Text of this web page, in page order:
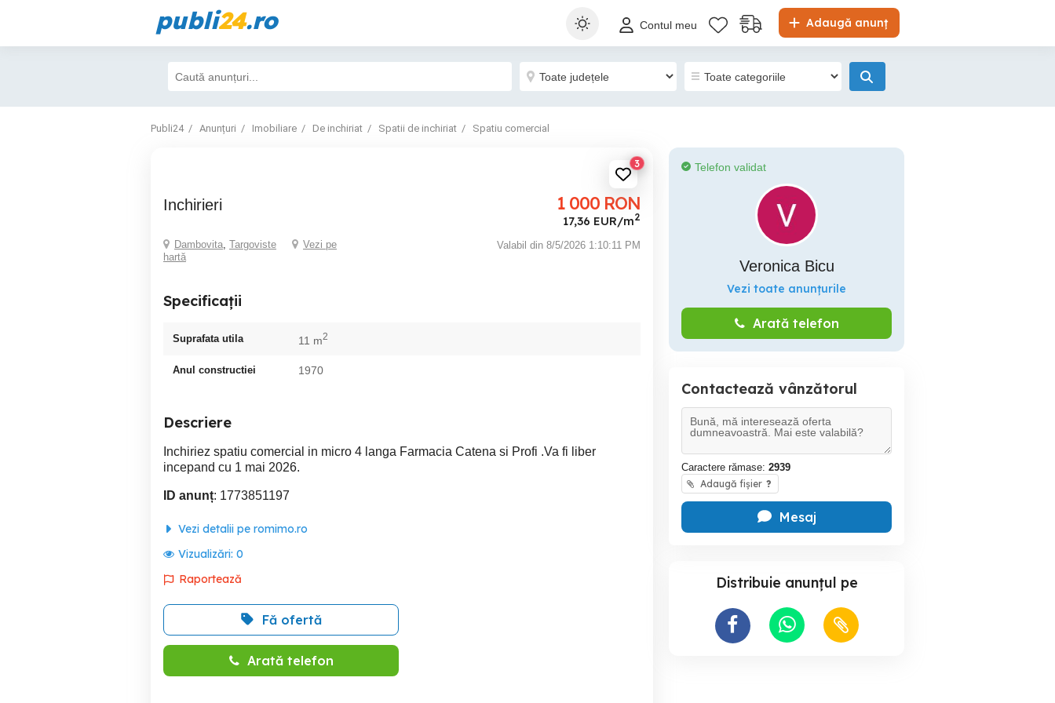
publi24.ro Adaugă anunț
Contul meu
Publi24 Anunțuri Imobiliare De inchiriat Spatii de inchiriat Spatiu comercial
3
Inchirieri 1 000 RON
17,36 EUR/m2
Dambovita Targoviste
Vezi pe
hartă
Valabil din 8/5/2026 1:10:11 PM
Specificații
Suprafata utila 11 m2
Anul constructiei 1970
Descriere
Inchiriez spatiu comercial in micro 4 langa Farmacia Catena si Profi .Va fi liber
incepand cu 1 mai 2026.
ID anunț: 1773851197
Vezi detalii pe romimo.ro
Vizualizări: 0
Raportează
Fă ofertă
Arată telefon
Telefon validat
Veronica Bicu
Vezi toate anunțurile
Arată telefon
Contactează vânzătorul
Caractere rămase: 2939
Adaugă fișier ?
Mesaj
Distribuie anunțul pe